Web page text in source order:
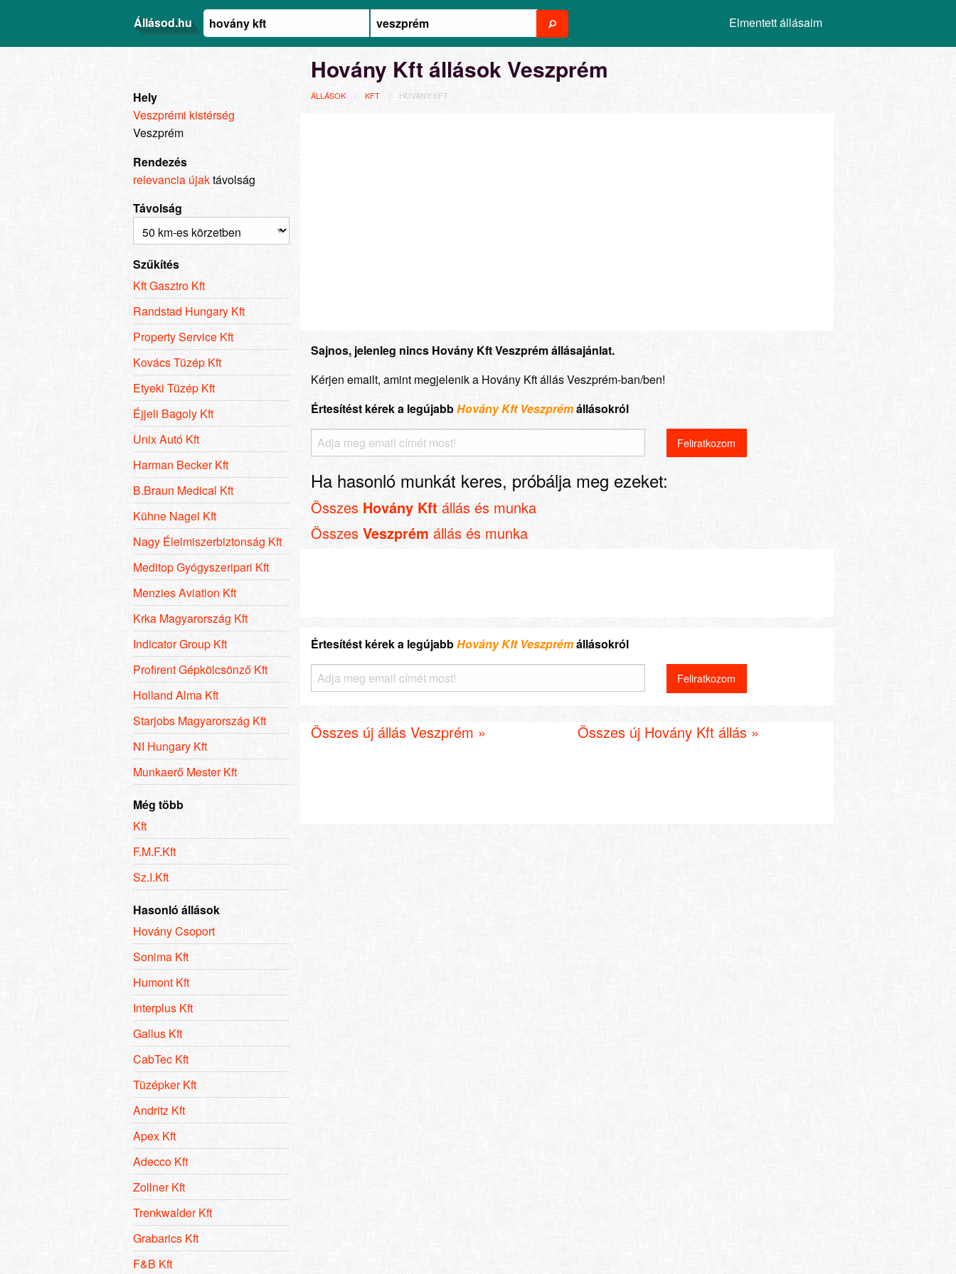
Állásod.hu Elmentett állásaim
Hovány Kft állások Veszprém
ÁLLÁSOK KFT HOVÁNY KFT
Sajnos, jelenleg nincs Hovány Kft Veszprém állásajánlat.
Kérjen emailt, amint megjelenik a Hovány Kft állás Veszprém-ban/ben!
Értesítést kérek a legújabbHovány Kft Veszprémállásokról
Ha hasonló munkát keres, próbálja meg ezeket:
Összes Hovány Kft állás és munka
Összes Veszprém állás és munka
Értesítést kérek a legújabbHovány Kft Veszprémállásokról
Összes új állás Veszprém » Összes új Hovány Kft állás »
Hely
Veszprémi kistérség
Veszprém
Rendezés
relevancia újaktávolság
Távolság
Szűkítés
Kft Gasztro Kft
Randstad Hungary Kft
Property Service Kft
Kovács Tüzép Kft
Etyeki Tüzép Kft
Éjjeli Bagoly Kft
Unix Autó Kft
Harman Becker Kft
B.Braun Medical Kft
Kühne Nagel Kft
Nagy Élelmiszerbiztonság Kft
Meditop Gyógyszeripari Kft
Menzies Aviation Kft
Krka Magyarország Kft
Indicator Group Kft
Profirent Gépkölcsönző Kft
Holland Alma Kft
Starjobs Magyarország Kft
NI Hungary Kft
Munkaerő Mester Kft
Még több
Kft
F.M.F.Kft
Sz.I.Kft
Hasonló állások
Hovány Csoport
Sonima Kft
Humont Kft
Interplus Kft
Gallus Kft
CabTec Kft
Tüzépker Kft
Andritz Kft
Apex Kft
Adecco Kft
Zollner Kft
Trenkwalder Kft
Grabarics Kft
F&B Kft